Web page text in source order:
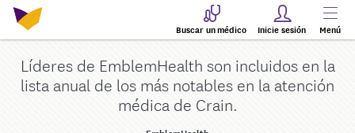
Buscar un médico Inicie sesión Menú
Líderes de EmblemHealth son incluidos en la
lista anual de los más notables en la atención
médica de Crain.